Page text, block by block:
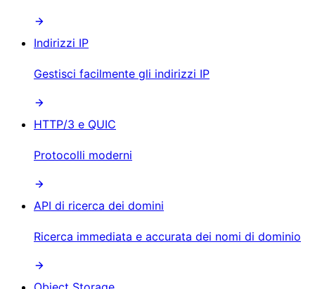
Indirizzi IP
Gestisci facilmente gli indirizzi IP
HTTP/3 e QUIC
Protocolli moderni
API di ricerca dei domini
Ricerca immediata e accurata dei nomi di dominio